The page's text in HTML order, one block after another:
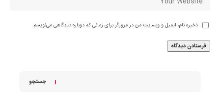
ذخیره نام، ایمیل و وبسایت من در مرورگر برای زمانی که دوباره دیدگاهی می‌نویسم.
جستجو